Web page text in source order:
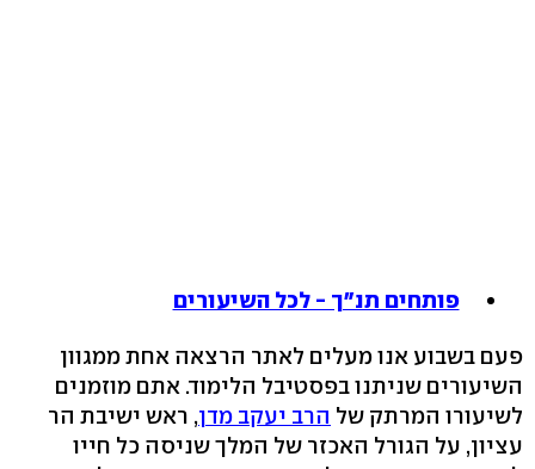
פותחים תנ"ך - לכל השיעורים
פעם בשבוע אנו מעלים לאתר הרצאה אחת ממגוון
השיעורים שניתנו בפסטיבל הלימוד. אתם מוזמנים
לשיעורו המרתק של הרב יעקב מדן, ראש ישיבת הר
עציון, על הגורל האכזר של המלך שניסה כל חייו